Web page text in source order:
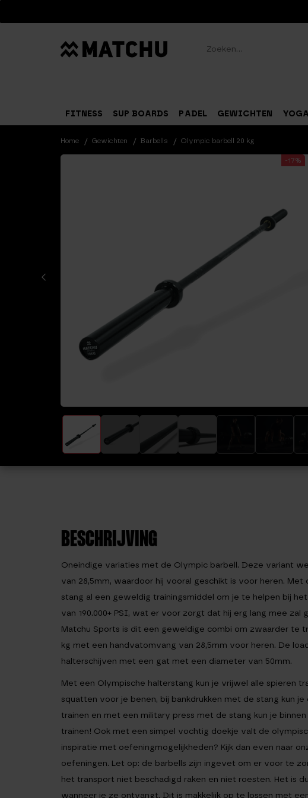
FITNESS SUP BOARDS PADEL GEWICHTEN YOGA
Home Gewichten Barbells Olympic barbell 20 kg
-17%
BESCHRIJVING
Oneindige variaties met de Olympic barbell. Deze variant
van 28,5mm, waardoor hij vooral geschikt is voor heren.
stang al een geweldig trainingsmiddel om je te helpen bij
van 190.000+ PSI, wat er voor zorgt dat hij erg lang mee zal
Matchu Sports is dit een geweldige combi om zwaarder te
kg met een handvatomvang van 28,5mm voor heren. De
halterschijven met een gat met een diameter van 50mm.
Met een Olympische halterstang kun je vrijwel alle spieren
squatten voor je benen, bij bankdrukken met de stang kun
trainen en met een military press met de stang kun je
trainen! Ook met een simpel vochtig doekje valt de
inspiratie met oefeningmogelijkheden? Kijk dan even naar
oefeningen. Let op: de barbells zijn ingevet om er voor te
het transport niet beschadigd raken en niet roesten. Het is
wanneer je ze ontvangt. Dit is makkelijk op te lossen met